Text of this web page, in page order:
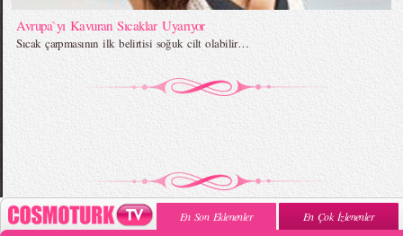
Avrupa`yı Kavuran Sıcaklar Uyarıyor
Sıcak çarpmasının ilk belirtisi soğuk cilt olabilir…
En Son Eklenenler En Çok İzlenenler